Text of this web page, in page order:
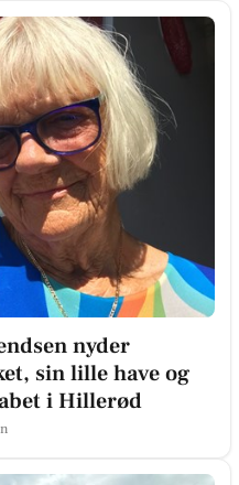
nyder
sin lille have og
i Hillerød